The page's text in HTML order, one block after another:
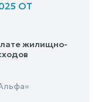
ОТ
жилищно-